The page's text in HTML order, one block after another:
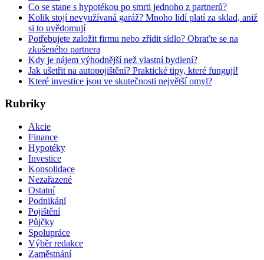
Co se stane s hypotékou po smrti jednoho z partnerů?
Kolik stojí nevyužívaná garáž? Mnoho lidí platí za sklad, aniž
si to uvědomují
Potřebujete založit firmu nebo zřídit sídlo? Obraťte se na
zkušeného partnera
Kdy je nájem výhodnější než vlastní bydlení?
Jak ušetřit na autopojištění? Praktické tipy, které fungují!
Které investice jsou ve skutečnosti největší omyl?
Rubriky
Akcie
Finance
Hypotéky
Investice
Konsolidace
Nezařazené
Ostatní
Podnikání
Pojištění
Půjčky
Spolupráce
Výběr redakce
Zaměstnání